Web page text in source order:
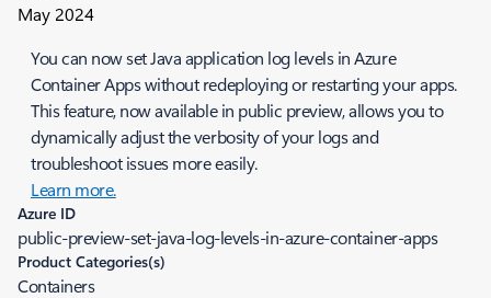
May 2024
You can now set Java application log levels in Azure
Container Apps without redeploying or restarting your apps.
This feature, now available in public preview, allows you to
dynamically adjust the verbosity of your logs and
troubleshoot issues more easily.
Learn more.
Azure ID
public-preview-set-java-log-levels-in-azure-container-apps
Product Categories(s)
Containers